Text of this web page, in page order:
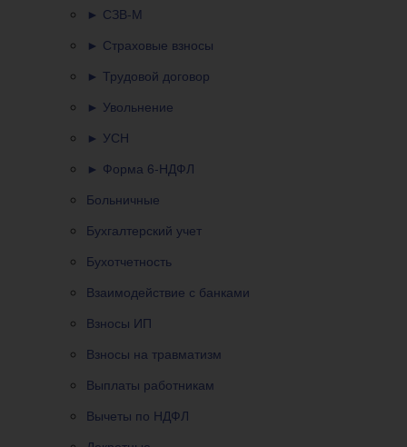
► СЗВ-М
► Страховые взносы
► Трудовой договор
► Увольнение
► УСН
► Форма 6-НДФЛ
Больничные
Бухгалтерский учет
Бухотчетность
Взаимодействие с банками
Взносы ИП
Взносы на травматизм
Выплаты работникам
Вычеты по НДФЛ